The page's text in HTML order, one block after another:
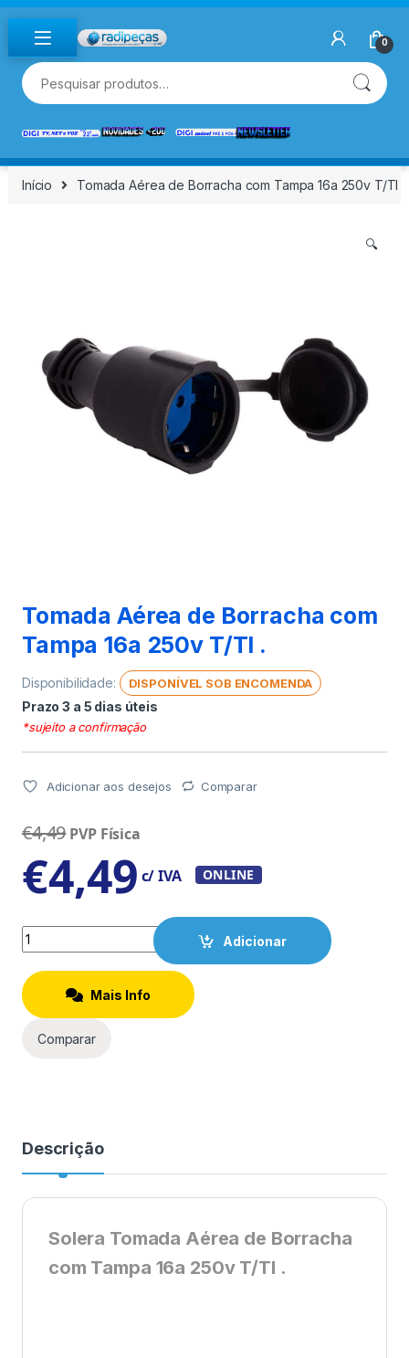
Skip to navigation
Skip to content
0
Pesquisar por:
Início Tomada Aérea de Borracha com Tampa 16a 250v T/Tl .
🔍
Tomada Aérea de Borracha com
Tampa 16a 250v T/Tl .
Disponibilidade: DISPONÍVEL SOB ENCOMENDA
Prazo 3 a 5 dias úteis
*sujeito a confirmação
Adicionar aos desejos Comparar
€4,49 PVP Física
€4,49 c/ IVA ONLINE
Quantity
Adicionar
Mais Info
Comparar
Descrição
Solera Tomada Aérea de Borracha
com Tampa 16a 250v T/Tl .